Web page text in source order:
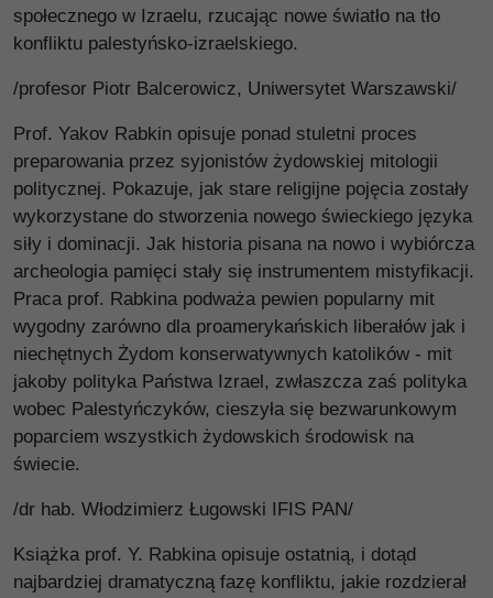
społecznego w Izraelu, rzucając nowe światło na tło
konfliktu palestyńsko-izraelskiego.
/profesor Piotr Balcerowicz, Uniwersytet Warszawski/
Prof. Yakov Rabkin opisuje ponad stuletni proces
preparowania przez syjonistów żydowskiej mitologii
politycznej. Pokazuje, jak stare religijne pojęcia zostały
wykorzystane do stworzenia nowego świeckiego języka
siły i dominacji. Jak historia pisana na nowo i wybiórcza
archeologia pamięci stały się instrumentem mistyfikacji.
Praca prof. Rabkina podważa pewien popularny mit
wygodny zarówno dla proamerykańskich liberałów jak i
niechętnych Żydom konserwatywnych katolików - mit
jakoby polityka Państwa Izrael, zwłaszcza zaś polityka
wobec Palestyńczyków, cieszyła się bezwarunkowym
poparciem wszystkich żydowskich środowisk na
świecie.
/dr hab. Włodzimierz Ługowski IFIS PAN/
Książka prof. Y. Rabkina opisuje ostatnią, i dotąd
najbardziej dramatyczną fazę konfliktu, jakie rozdzierał